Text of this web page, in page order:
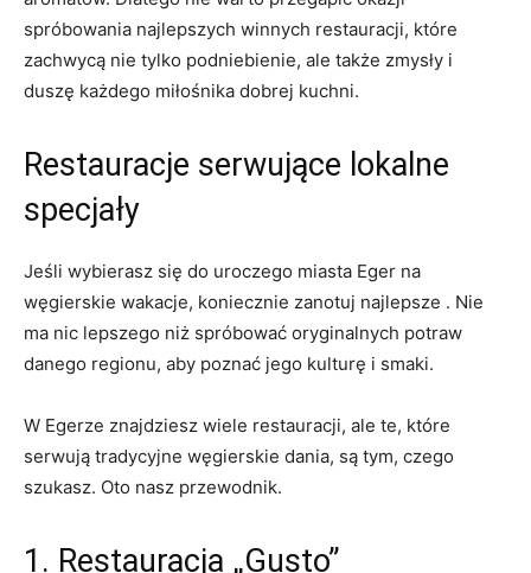
spróbowania najlepszych winnych restauracji, które
zachwycą nie tylko podniebienie, ale także zmysły⁣ i‌
duszę każdego miłośnika ​dobrej kuchni.
Restauracje⁢ serwujące lokalne
specjały
Jeśli wybierasz się do uroczego ⁤miasta Eger na
węgierskie wakacje, koniecznie⁣ zanotuj najlepsze . Nie
‍ma⁤ nic lepszego niż‌ spróbować ⁢oryginalnych potraw
danego regionu, aby poznać⁢ jego kulturę i ⁢smaki.
W Egerze⁣ znajdziesz wiele restauracji,​ ale ⁤te, które
serwują ⁢tradycyjne węgierskie dania, są ​tym,​ czego
szukasz.‌ Oto nasz przewodnik.
1. Restauracja​ „Gusto”